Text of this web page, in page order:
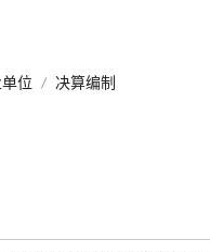
位 / 决算编制